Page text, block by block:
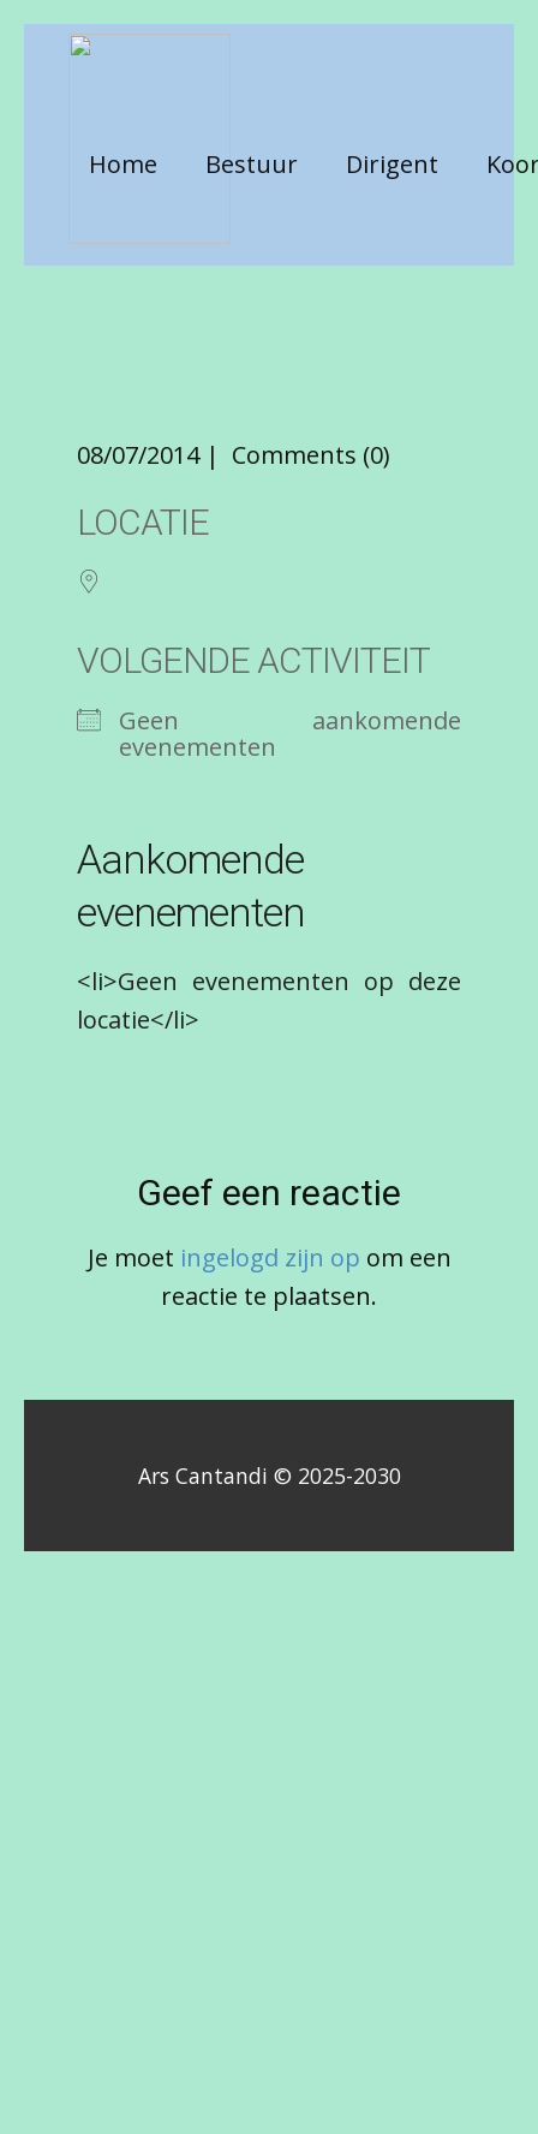
Home Bestuur Dirigent
08/07/2014 Comments (0)
LOCATIE
VOLGENDE ACTIVITEIT
Geen aankomende
evenementen
Aankomende
evenementen
<li>Geen evenementen op deze
locatie</li>
Geef een reactie
Je moet ingelogd zijn op om een
reactie te plaatsen.
Ars Cantandi © 2025-2030